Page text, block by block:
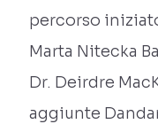
percorso
Marta Nitecka
Dr. Deirdre
aggiunte